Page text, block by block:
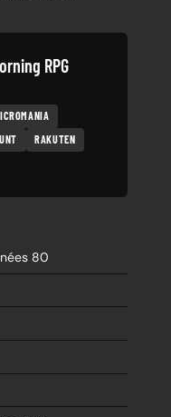
RPG
RAKUTEN
80